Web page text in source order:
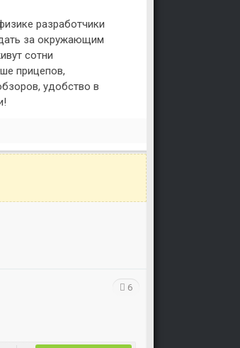
разработчики
за окружающим
сотни
прицепов,
удобство в
6